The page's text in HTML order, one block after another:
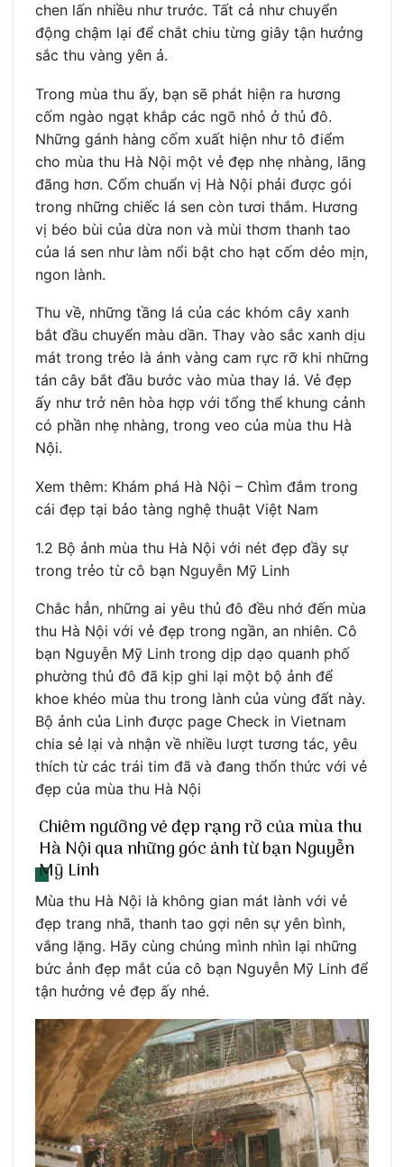
chen lấn nhiều như trước. Tất cả như chuyển
động chậm lại để chắt chiu từng giây tận hưởng
sắc thu vàng yên ả.
Trong mùa thu ấy, bạn sẽ phát hiện ra hương
cốm ngào ngạt khắp các ngõ nhỏ ở thủ đô.
Những gánh hàng cốm xuất hiện như tô điểm
cho mùa thu Hà Nội một vẻ đẹp nhẹ nhàng, lãng
đãng hơn. Cốm chuẩn vị Hà Nội phải được gói
trong những chiếc lá sen còn tươi thắm. Hương
vị béo bùi của dừa non và mùi thơm thanh tao
của lá sen như làm nổi bật cho hạt cốm dẻo mịn,
ngon lành.
Thu về, những tầng lá của các khóm cây xanh
bắt đầu chuyển màu dần. Thay vào sắc xanh dịu
mát trong trẻo là ánh vàng cam rực rỡ khi những
tán cây bắt đầu bước vào mùa thay lá. Vẻ đẹp
ấy như trở nên hòa hợp với tổng thể khung cảnh
có phần nhẹ nhàng, trong veo của mùa thu Hà
Nội.
Xem thêm: Khám phá Hà Nội – Chìm đắm trong
cái đẹp tại bảo tàng nghệ thuật Việt Nam
1.2 Bộ ảnh mùa thu Hà Nội với nét đẹp đầy sự
trong trẻo từ cô bạn Nguyễn Mỹ Linh
Chắc hẳn, những ai yêu thủ đô đều nhớ đến mùa
thu Hà Nội với vẻ đẹp trong ngần, an nhiên. Cô
bạn Nguyễn Mỹ Linh trong dịp dạo quanh phố
phường thủ đô đã kịp ghi lại một bộ ảnh để
khoe khéo mùa thu trong lành của vùng đất này.
Bộ ảnh của Linh được page Check in Vietnam
chia sẻ lại và nhận về nhiều lượt tương tác, yêu
thích từ các trái tim đã và đang thổn thức với vẻ
đẹp của mùa thu Hà Nội
Chiêm ngưỡng vẻ đẹp rạng rỡ của mùa thu
Hà Nội qua những góc ảnh từ bạn Nguyễn
Mỹ Linh
Mùa thu Hà Nội là không gian mát lành với vẻ
đẹp trang nhã, thanh tao gợi nên sự yên bình,
vắng lặng. Hãy cùng chúng mình nhìn lại những
bức ảnh đẹp mắt của cô bạn Nguyễn Mỹ Linh để
tận hưởng vẻ đẹp ấy nhé.